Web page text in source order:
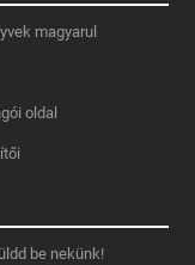
magyarul
oldal
be nekünk!